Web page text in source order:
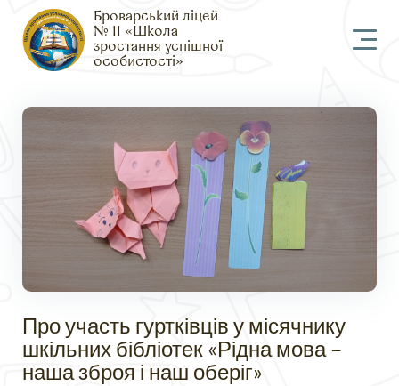
Броварський ліцей
№ 11 «Школа
зростання успішної
особистості»
Про участь гуртківців у місячнику
шкільних бібліотек «Рідна мова –
наша зброя і наш оберіг»